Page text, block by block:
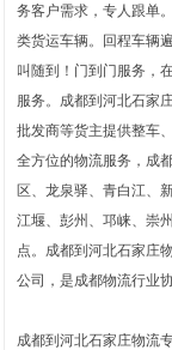
务客户需求，专人跟单
类货运车辆。回程车辆
叫随到！门到门服务，
服务。成都到河北石家
批发商等货主提供整车
全方位的物流服务，成
区、龙泉驿、青白江、
江堰、彭州、邛崃、崇
点。成都到河北石家庄
公司，是成都物流行业
成都到河北石家庄物流